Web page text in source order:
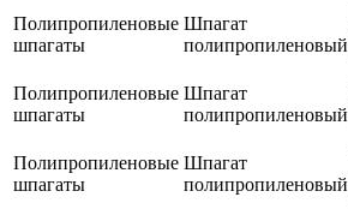
Полипропиленовые
шпагаты
Шпагат
полипропиленовый
Полипропиленовые
шпагаты
Шпагат
полипропиленовый
Полипропиленовые
шпагаты
Шпагат
полипропиленовый